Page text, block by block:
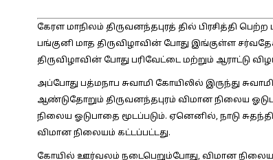
கேரள மாநிலம் திருவனந்தபுரத் தில் பிரசித்தி
பங்குனி மாத திருவிழாவின் போது இங்குள்ள
திருவிழாவின் போது பரிவேட்டை மற்றும் ஆராட்டு
அப்போது பத்மநாப சுவாமி கோயிலில் இருந்து
ஆண்டுதோறும் திருவனந்தபுரம் விமான நிலைய
நிலைய ஓடுபாதை மூடப்படும். ஏனெனில், நாடு
விமான நிலையம் கட்டப்பட்டது.
கோயில் ஊர்வலம் நடைபெறும்போது, விமான